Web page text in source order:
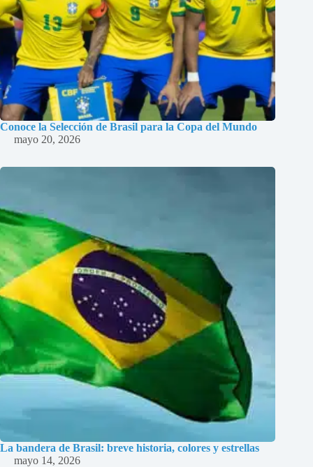
Conoce la Selección de Brasil para la Copa del Mundo
mayo 20, 2026
La bandera de Brasil: breve historia, colores y estrellas
mayo 14, 2026